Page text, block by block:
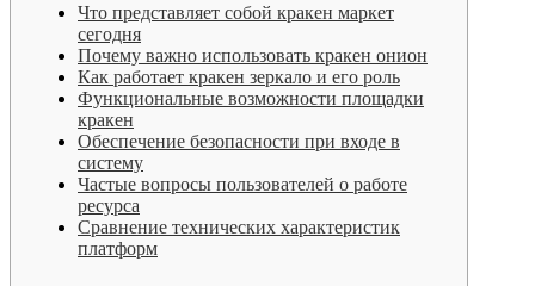
Что представляет собой кракен маркет
сегодня
Почему важно использовать кракен онион
Как работает кракен зеркало и его роль
Функциональные возможности площадки
кракен
Обеспечение безопасности при входе в
систему
Частые вопросы пользователей о работе
ресурса
Сравнение технических характеристик
платформ